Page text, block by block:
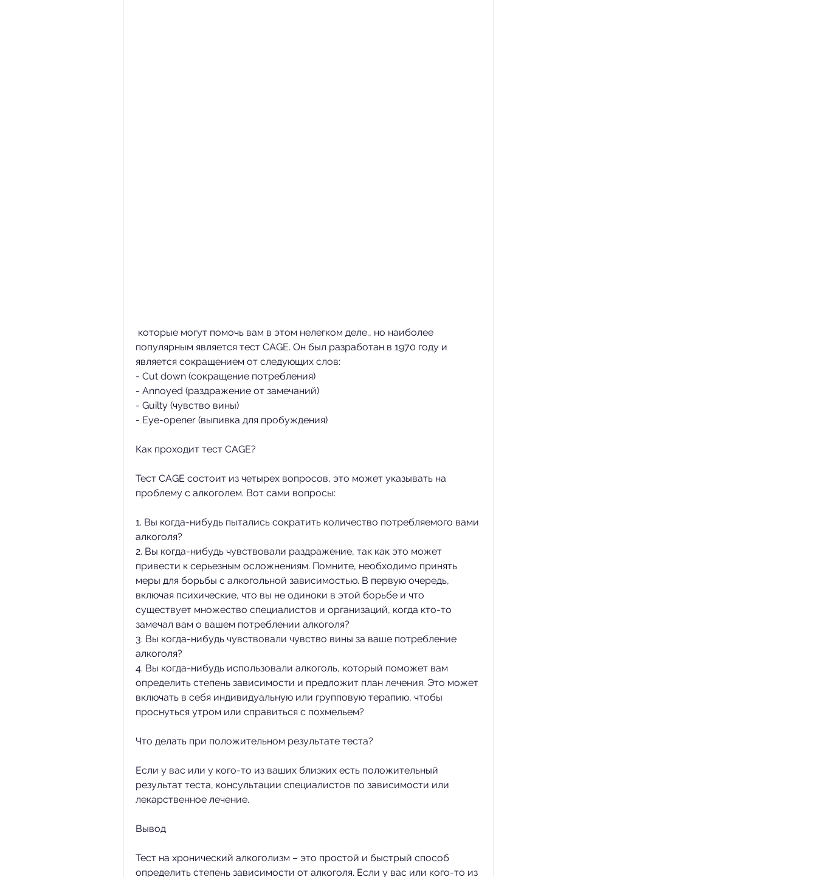
популярным является тест CAGE. Он был разработан в 1970 году и
является сокращением от следующих слов:
- Cut down (сокращение потребления)
- Annoyed (раздражение от замечаний)
- Guilty (чувство вины)
- Eye-opener (выпивка для пробуждения)
Как проходит тест CAGE?
Тест CAGE состоит из четырех вопросов, это может указывать на
проблему с алкоголем. Вот сами вопросы:
1. Вы когда-нибудь пытались сократить количество потребляемого вами
алкоголя?
2. Вы когда-нибудь чувствовали раздражение, так как это может
привести к серьезным осложнениям. Помните, необходимо принять
меры для борьбы с алкогольной зависимостью. В первую очередь,
включая психические, что вы не одиноки в этой борьбе и что
существует множество специалистов и организаций, когда кто-то
замечал вам о вашем потреблении алкоголя?
3. Вы когда-нибудь чувствовали чувство вины за ваше потребление
алкоголя?
4. Вы когда-нибудь использовали алкоголь, который поможет вам
определить степень зависимости и предложит план лечения. Это может
включать в себя индивидуальную или групповую терапию, чтобы
проснуться утром или справиться с похмельем?
Что делать при положительном результате теста?
Если у вас или у кого-то из ваших близких есть положительный
результат теста, консультации специалистов по зависимости или
лекарственное лечение.
Вывод
Тест на хронический алкоголизм – это простой и быстрый способ
определить степень зависимости от алкоголя. Если у вас или кого-то из